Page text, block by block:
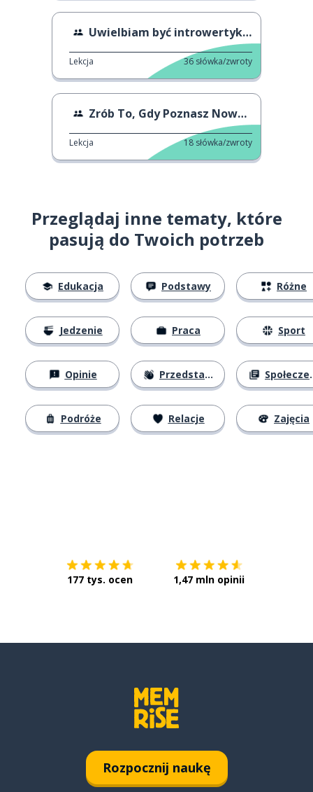
Uwielbiam być introwertykiem
Lekcja 36 słówka/zwroty
Zrób To, Gdy Poznasz Nowych Ludzi
Lekcja 18 słówka/zwroty
Przeglądaj inne tematy, które
pasują do Twoich potrzeb
Edukacja
Jedzenie
Opinie
Podróże
Podstawy
Praca
Przedstawianie się
Relacje
Różne
Sport
Społeczeństwo
Zajęcia
177 tys. ocen 1,47 mln opinii
Rozpocznij naukę